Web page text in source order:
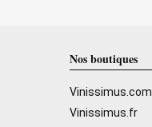
Nos boutiques
Vinissimus.com
Vinissimus.fr